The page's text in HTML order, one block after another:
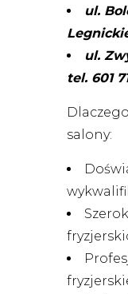
ul.
ul.
tel. 601
salony: